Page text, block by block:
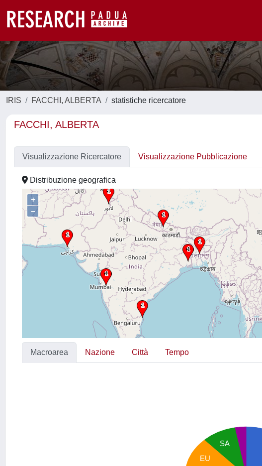
IRIS FACCHI, ALBERTA statistiche ricercatore
FACCHI, ALBERTA
Visualizzazione Ricercatore Visualizzazione Pubblicazione
Distribuzione geografica
+
–
Macroarea Nazione Città Tempo
SA
EU